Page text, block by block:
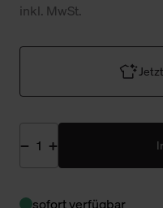
inkl. MwSt.
sofort verfügbar